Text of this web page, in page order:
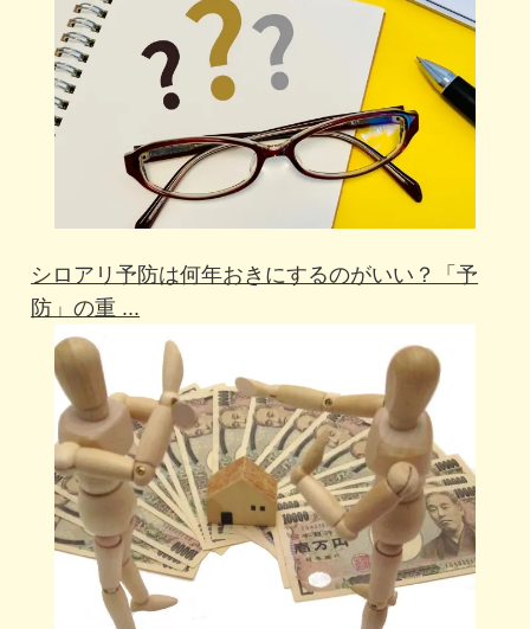
シロアリ予防は何年おきにするのがいい？「予
防」の重 ...